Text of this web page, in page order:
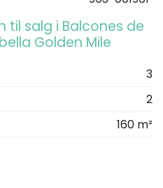
til salg i Balcones de
Golden Mile
3
2
160 m²